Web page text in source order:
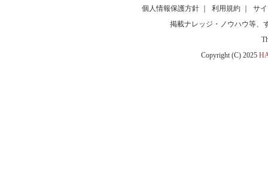
個人情報保護方針
利用規約
サ
掲載ナレッジ・ノウハウ等、
Copyright (C) 2025